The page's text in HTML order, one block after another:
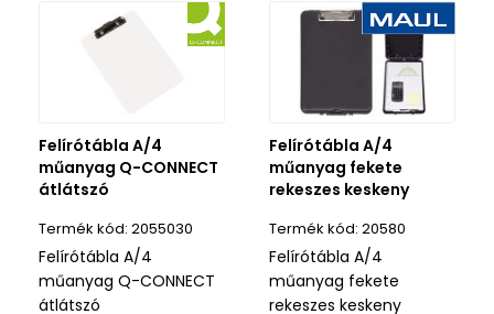
Felírótábla A/4
műanyag Q-CONNECT
átlátszó
2055030
Felírótábla A/4
műanyag Q-CONNECT
átlátszó
Felírótábla A/4
műanyag fekete
rekeszes keskeny
20580
Felírótábla A/4
műanyag fekete
rekeszes keskeny